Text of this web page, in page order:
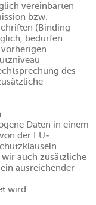
vereinbarten
bzw.
(Binding
bedürfen
des
Daten in einem
der EU-
auch zusätzliche
ausreichender
wird.